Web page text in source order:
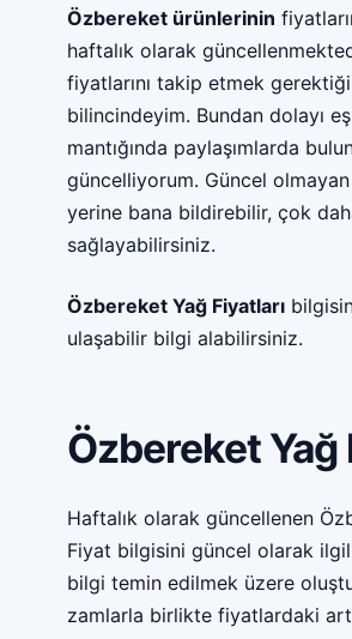
Özbereket ürünlerinin
haftalık olarak
fiyatlarını takip etmek
bilincindeyim. Bundan dolayı
mantığında paylaşımlarda
güncelliyorum. Güncel
yerine bana bildirebilir, çok
sağlayabilirsiniz.
Özbereket Yağ Fiyatları
ulaşabilir bilgi alabilirsiniz.
Özbereket Yağ
Haftalık olarak güncellenen
Fiyat bilgisini güncel olarak
bilgi temin edilmek üzere
zamlarla birlikte fiyatlardaki